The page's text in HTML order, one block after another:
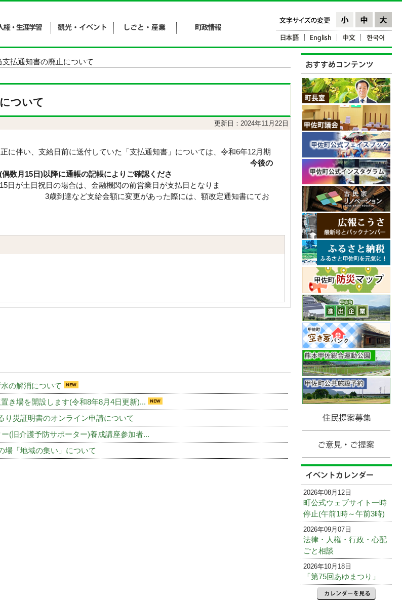
支払通知書の廃止について
ついて
更新日：2024年11月22日
に伴い、支給日前に送付していた「支払通知書」については、令和6年12月期
止となります。 今後の
数月15日)以降に通帳の記帳によりご確認くださ
日が土日祝日の場合は、金融機関の前営業日が支払日となりま
額に変更があった際には、額改定通知書にてお
の解消について
き場を開設します(令和8年8月4日更新)...
り災証明書のオンライン申請について
(旧介護予防サポーター)養成講座参加者...
場「地域の集い」について
2026年08月12日
町公式ウェブサイト一時
停止(午前1時～午前3時)
2026年09月07日
法律・人権・行政・心配
ごと相談
2026年10月18日
「第75回あゆまつり」